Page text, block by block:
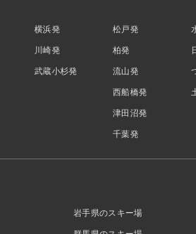
横浜発
川崎発
武蔵小杉発
松戸発
柏発
流山発
西船橋発
津田沼発
千葉発
岩手県のスキー場